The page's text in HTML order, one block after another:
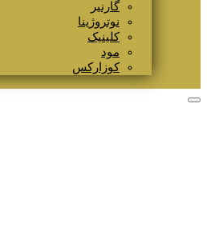
گارنیر
نوتروژینا
کلینیک
مود
کوزارکس